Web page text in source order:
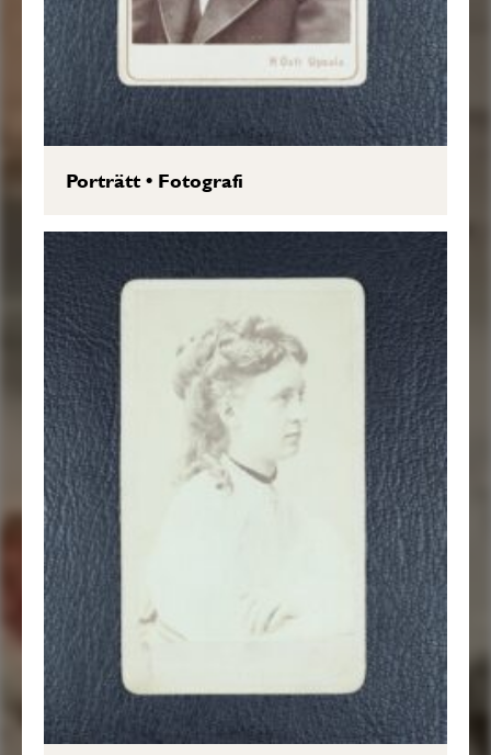
Porträtt• Fotografi